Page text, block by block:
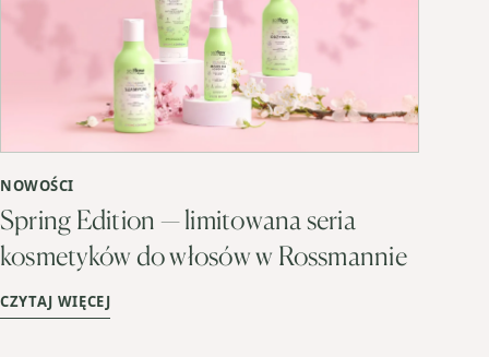
NOWOŚCI
Spring Edition — limitowana seria
kosmetyków do włosów w Rossmannie
CZYTAJ WIĘCEJ